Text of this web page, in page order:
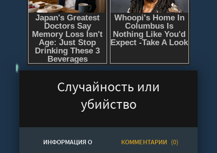
Случайность или
убийство
ИНФОРМАЦИЯ О КОММЕНТАРИИ (0)